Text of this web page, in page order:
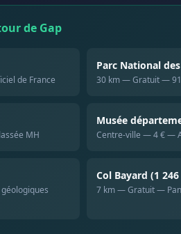
de Gap
de France
Parc National
30 km — Gratuit —
MH
Musée
Centre-ville — 4 € —
Col Bayard (1
7 km — Gratuit —